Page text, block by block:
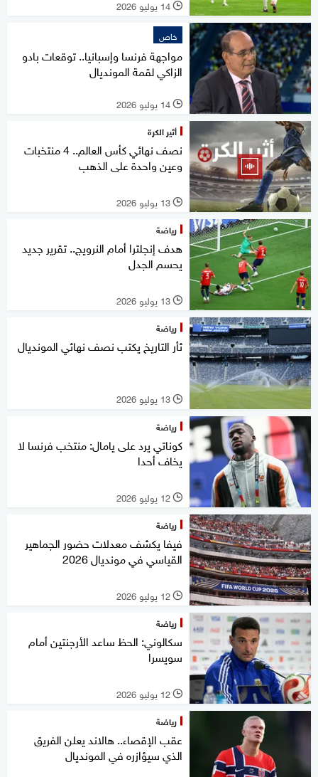
l 14 يوليو 2026
خاص
مواجهة فرنسا وإسبانيا.. توقعات بادو
الزاكي لقمة المونديال
l 14 يوليو 2026
أثير الكرة
نصف نهائي كأس العالم.. 4 منتخبات
وعين واحدة على الذهب
l 13 يوليو 2026
رياضة
هدف إنجلترا أمام النرويج.. تقرير جديد
يحسم الجدل
l 13 يوليو 2026
رياضة
ثأر التاريخ يكتب نصف نهائي المونديال
l 13 يوليو 2026
رياضة
كوناتي يرد على يامال: منتخب فرنسا لا
يخاف أحدا
l 12 يوليو 2026
رياضة
فيفا يكشف معدلات حضور الجماهير
القياسي في مونديال 2026
l 12 يوليو 2026
رياضة
سكالوني: الحظ ساعد الأرجنتين أمام
سويسرا
l 12 يوليو 2026
رياضة
عقب الإقصاء.. هالاند يعلن الفريق
الذي سيؤازره في المونديال